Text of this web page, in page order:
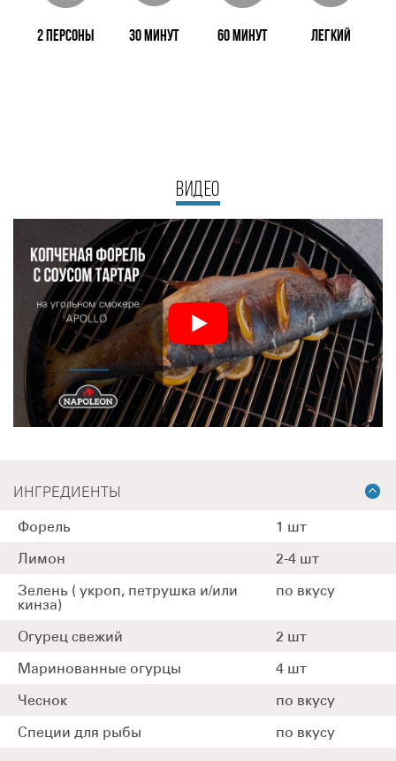
2 персоны 30 минут 60 минут Легкий
ВИДЕО
ИНГРЕДИЕНТЫ
Форель 1 шт
Лимон 2-4 шт
Зелень ( укроп, петрушка и/или
кинза)
по вкусу
Огурец свежий 2 шт
Маринованные огурцы 4 шт
Чеснок по вкусу
Специи для рыбы по вкусу